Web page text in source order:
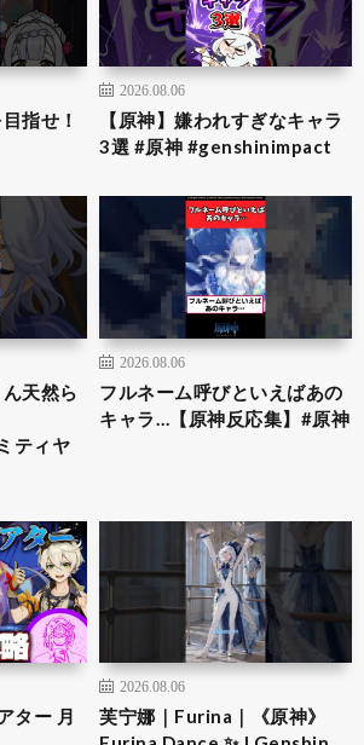
指せ！
2026.08.06
【原神】嫌われすぎなキャラ
3選 #原神 #genshinimpact
ん天然ら
ティヤ
2026.08.06
フルネーム呼びといえばあの
キャラ…【原神反応集】#原神
ター 月
2026.08.06
芙宁娜｜Furina｜《原神》